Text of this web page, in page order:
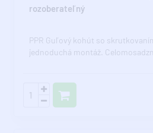
rozoberateľný
PPR Guľový kohút so
jednoduchá montáž.